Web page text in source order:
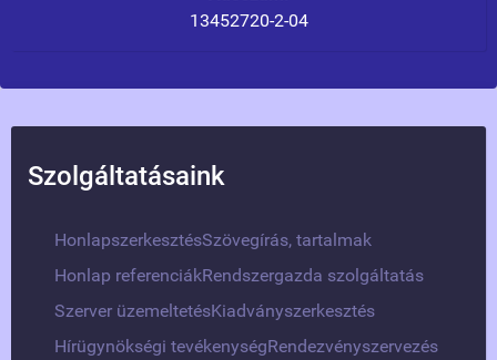
13452720-2-04
Szolgáltatásaink
HonlapszerkesztésSzövegírás, tartalmak
Honlap referenciákRendszergazda szolgáltatás
Szerver üzemeltetésKiadványszerkesztés
Hírügynökségi tevékenységRendezvényszervezés